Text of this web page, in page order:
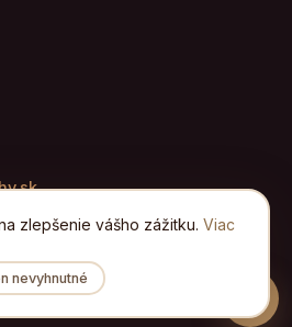
zlepšenie vášho zážitku. Viac
nevyhnutné
· od A po Zet, s.r.o. · Všetky práva